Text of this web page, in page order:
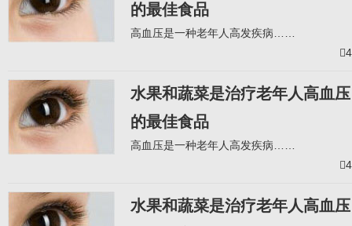
的最佳食品
高血压是一种老年人高发疾病……
4
水果和蔬菜是治疗老年人高血压
的最佳食品
高血压是一种老年人高发疾病……
4
水果和蔬菜是治疗老年人高血压